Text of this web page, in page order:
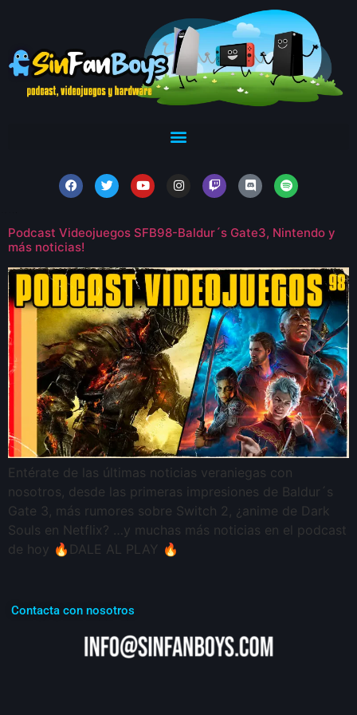
Podcast Videojuegos SFB98-Baldur´s Gate3, Nintendo y
más noticias!
Entérate de las últimas noticias veraniegas con
nosotros, desde las primeras impresiones de Baldur´s
Gate 3, más rumores sobre Switch 2, ¿anime de Dark
Souls en Netflix? …y muchas más noticias en el podcast
de hoy 🔥DALE AL PLAY 🔥
Contacta con nosotros